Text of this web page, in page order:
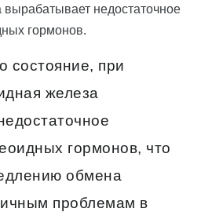
недостаточное
гормонов.
состояние, при
железа
гормонов, что
обмена
проблемам в